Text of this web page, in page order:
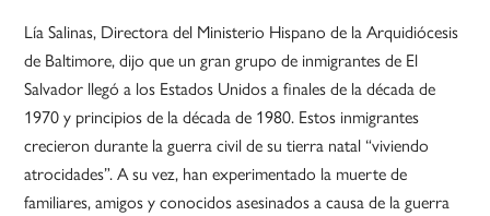
Lía Salinas, Directora del Ministerio Hispano de la Arquidiócesis
de Baltimore, dijo que un gran grupo de inmigrantes de El
Salvador llegó a los Estados Unidos a finales de la década de
1970 y principios de la década de 1980. Estos inmigrantes
crecieron durante la guerra civil de su tierra natal “viviendo
atrocidades”. A su vez, han experimentado la muerte de
familiares, amigos y conocidos asesinados a causa de la guerra